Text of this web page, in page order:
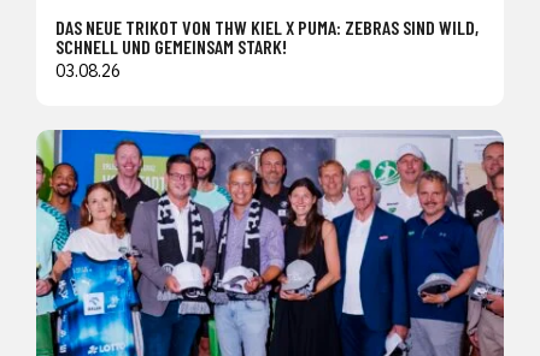
DAS NEUE TRIKOT VON THW KIEL X PUMA: ZEBRAS SIND WILD,
SCHNELL UND GEMEINSAM STARK!
03.08.26